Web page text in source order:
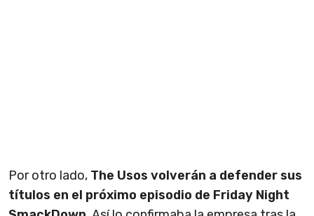
Por otro lado, The Usos volverán a defender sus
títulos en el próximo episodio de Friday Night